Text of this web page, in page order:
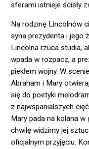
sferami istnieje ścisły
Na rodzinę Lincolnów
syna prezydenta i jego
Lincolna rzuca studia,
wpada w rozpacz, a
piekłem wojny. W
Abraham i Mary
się do poetyki
z najwspanialszych
Mary pada na kolana
chwilę widzimy jej
oficjalnym przyjęciu.